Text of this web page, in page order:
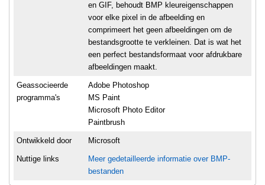
en GIF, behoudt BMP kleureigenschappen
voor elke pixel in de afbeelding en
comprimeert het geen afbeeldingen om de
bestandsgrootte te verkleinen. Dat is wat het
een perfect bestandsformaat voor afdrukbare
afbeeldingen maakt.
Geassocieerde
programma's
Adobe Photoshop
MS Paint
Microsoft Photo Editor
Paintbrush
Ontwikkeld door Microsoft
Nuttige links
Meer gedetailleerde informatie over BMP-
bestanden